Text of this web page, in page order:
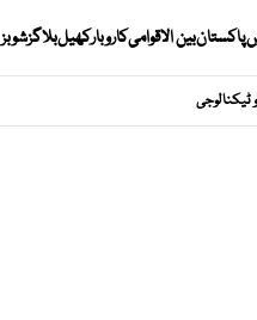
پاکستانبین الاقوامیکاروبارکھیلبلاگزشوبز